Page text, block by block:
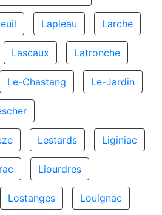
Lapleau Larche
Lascaux Latronche
Le-Chastang Le-Jardin
Lestards Liginiac
Liourdres
Lostanges Louignac